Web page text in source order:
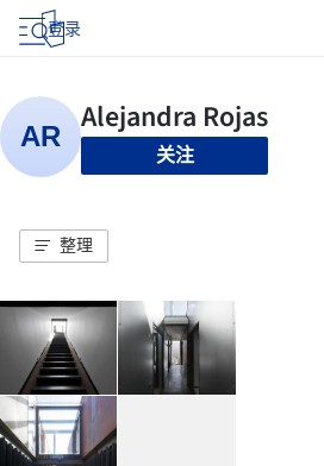
登录
关注
整理